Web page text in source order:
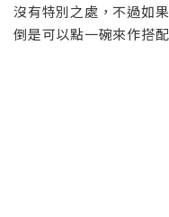
沒有特別之處，不過如
倒是可以點一碗來作搭配